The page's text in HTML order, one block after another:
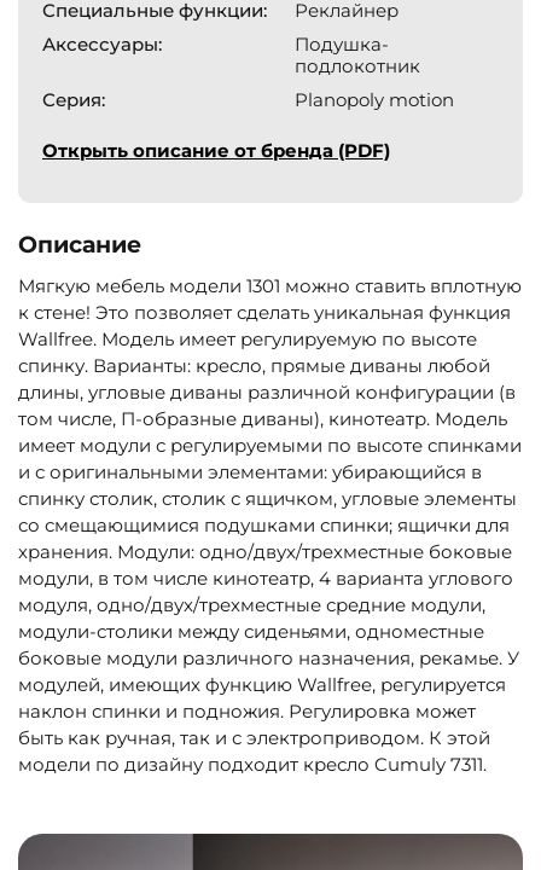
Специальные функции:
Реклайнер
Аксессуары:
Подушка-
подлокотник
Серия:
Planopoly motion
Открыть описание от бренда (PDF)
Описание
Мягкую мебель модели 1301 можно ставить вплотную
к стене! Это позволяет сделать уникальная функция
Wallfree. Модель имеет регулируемую по высоте
спинку. Варианты: кресло, прямые диваны любой
длины, угловые диваны различной конфигурации (в
том числе, П-образные диваны), кинотеатр. Модель
имеет модули с регулируемыми по высоте спинками
и с оригинальными элементами: убирающийся в
спинку столик, столик с ящичком, угловые элементы
со смещающимися подушками спинки; ящички для
хранения. Модули: одно/двух/трехместные боковые
модули, в том числе кинотеатр, 4 варианта углового
модуля, одно/двух/трехместные средние модули,
модули-столики между сиденьями, одноместные
боковые модули различного назначения, рекамье. У
модулей, имеющих функцию Wallfree, регулируется
наклон спинки и подножия. Регулировка может
быть как ручная, так и с электроприводом. К этой
модели по дизайну подходит кресло Cumuly 7311.